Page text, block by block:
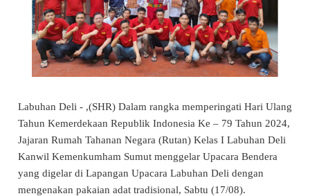
Labuhan Deli - ,(SHR) Dalam rangka memperingati Hari Ulang
Tahun Kemerdekaan Republik Indonesia Ke – 79 Tahun 2024,
Jajaran Rumah Tahanan Negara (Rutan) Kelas I Labuhan Deli
Kanwil Kemenkumham Sumut menggelar Upacara Bendera
yang digelar di Lapangan Upacara Labuhan Deli dengan
mengenakan pakaian adat tradisional, Sabtu (17/08).